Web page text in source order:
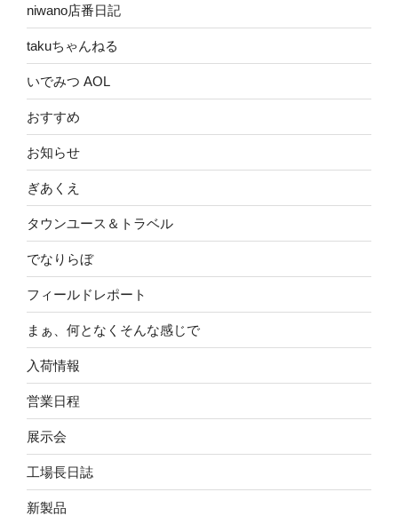
niwano店番日記
takuちゃんねる
いでみつ AOL
おすすめ
お知らせ
ぎあくえ
タウンユース＆トラベル
でなりらぼ
フィールドレポート
まぁ、何となくそんな感じで
入荷情報
営業日程
展示会
工場長日誌
新製品